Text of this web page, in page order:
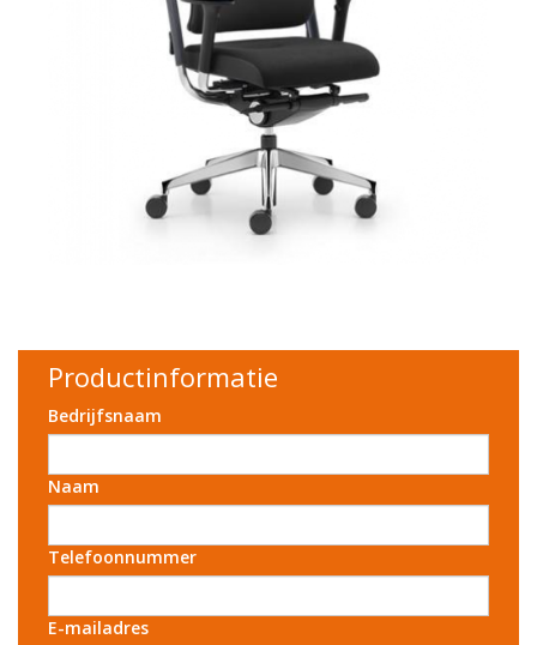
Productinformatie
Bedrijfsnaam
Naam
Telefoonnummer
E-mailadres